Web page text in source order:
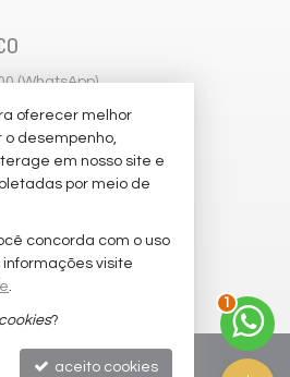
(WhatsApp)
Política de Privacidade
1
oferecer melhor
o desempenho,
em nosso site e
por meio de
concorda com o uso
informações visite
.
cookies?
aceito cookies